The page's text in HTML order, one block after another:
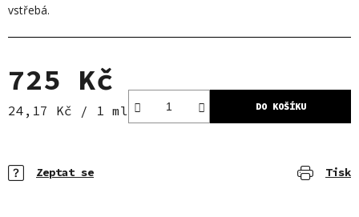
vstřebá.
725 Kč
Měrná cena:
24,17 Kč / 1 ml DO KOŠÍKU
Tisk
Zeptat se